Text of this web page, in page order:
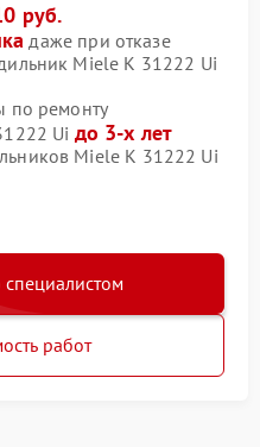
руб.
даже при отказе
Miele K 31222 Ui
по ремонту
Ui до 3-х лет
Miele K 31222 Ui
специалистом
работ